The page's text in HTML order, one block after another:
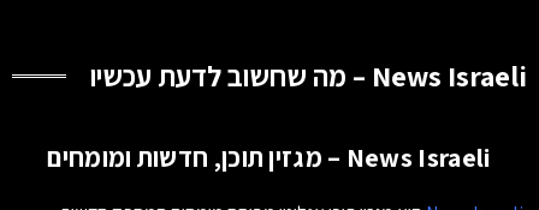
News Israeli – מה שחשוב לדעת עכשיו
News Israeli – מגזין תוכן, חדשות ומומחים